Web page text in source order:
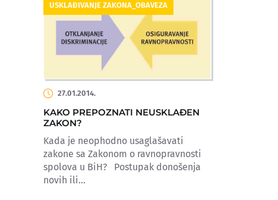
USKLAĐIVANJE ZAKONA_OBAVEZA
27.01.2014.
KAKO PREPOZNATI NEUSKLAĐEN
ZAKON?
Kada je neophodno usaglašavati
zakone sa Zakonom o ravnopravnosti
spolova u BiH? Postupak donošenja
novih ili...